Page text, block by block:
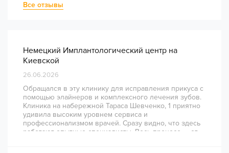
Все отзывы
Немецкий Имплантологический центр на
Киевской
26.06.2026
Обращался в эту клинику для исправления прикуса с
помощью элайнеров и комплексного лечения зубов.
Клиника на набережной Тараса Шевченко, 1 приятно
удивила высоким уровнем сервиса и
профессионализмом врачей. Сразу видно, что здесь
работают опытные специалисты. Весь процесс — от